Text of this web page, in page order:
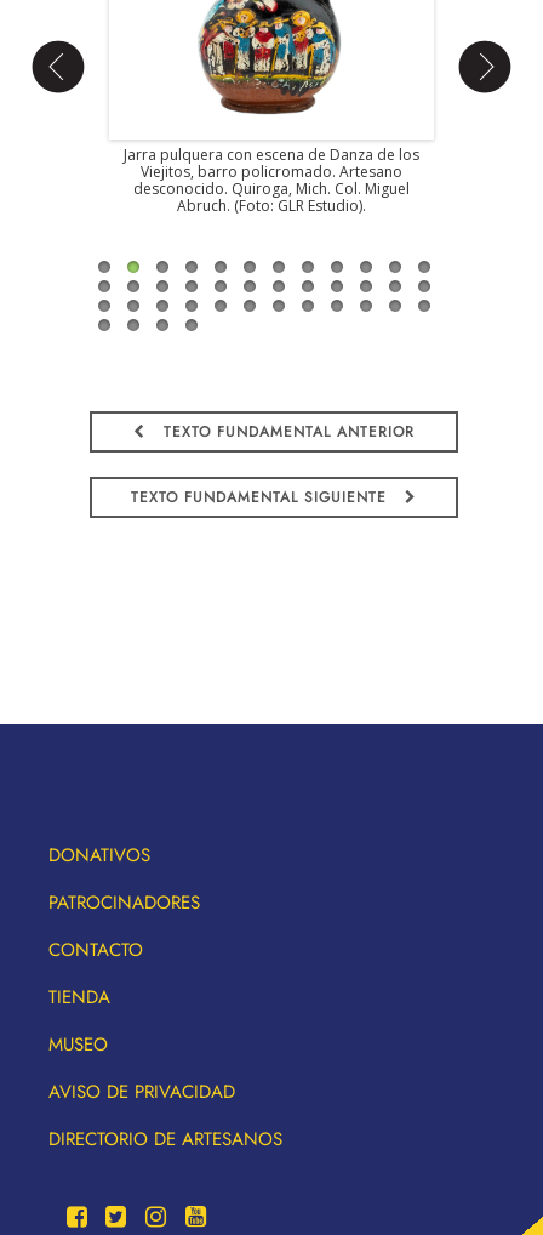
Jarra pulquera con escena de Danza de los
Viejitos, barro policromado. Artesano
desconocido. Quiroga, Mich. Col. Miguel
Abruch. (Foto: GLR Estudio).
TEXTO FUNDAMENTAL ANTERIOR
TEXTO FUNDAMENTAL SIGUIENTE
DONATIVOS
PATROCINADORES
CONTACTO
TIENDA
MUSEO
AVISO DE PRIVACIDAD
DIRECTORIO DE ARTESANOS